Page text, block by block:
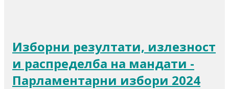
Изборни резултати, излезност
и распределба на мандати -
Парламентарни избори 2024